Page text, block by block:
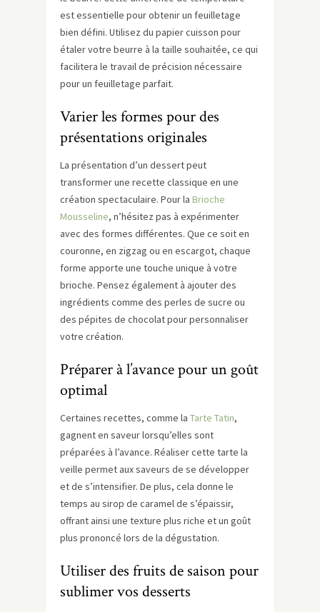
est essentielle pour obtenir un feuilletage
bien défini. Utilisez du papier cuisson pour
étaler votre beurre à la taille souhaitée, ce qui
facilitera le travail de précision nécessaire
pour un feuilletage parfait.
Varier les formes pour des
présentations originales
La présentation d’un dessert peut
transformer une recette classique en une
création spectaculaire. Pour la Brioche
Mousseline, n’hésitez pas à expérimenter
avec des formes différentes. Que ce soit en
couronne, en zigzag ou en escargot, chaque
forme apporte une touche unique à votre
brioche. Pensez également à ajouter des
ingrédients comme des perles de sucre ou
des pépites de chocolat pour personnaliser
votre création.
Préparer à l’avance pour un goût
optimal
Certaines recettes, comme la Tarte Tatin,
gagnent en saveur lorsqu’elles sont
préparées à l’avance. Réaliser cette tarte la
veille permet aux saveurs de se développer
et de s’intensifier. De plus, cela donne le
temps au sirop de caramel de s’épaissir,
offrant ainsi une texture plus riche et un goût
plus prononcé lors de la dégustation.
Utiliser des fruits de saison pour
sublimer vos desserts